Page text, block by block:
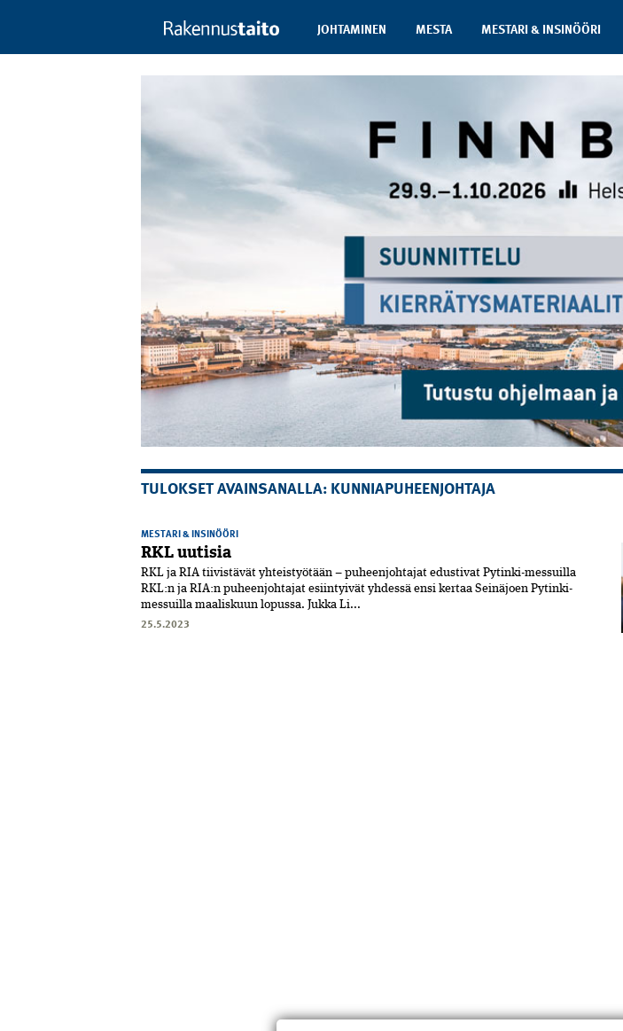
JOHTAMINEN MESTA MESTARI & INSINÖÖRI
TULOKSET AVAINSANALLA: KUNNIAPUHEENJOHTAJA
MESTARI & INSINÖÖRI
RKL uutisia
RKL ja RIA tiivistävät yhteistyötään – puheenjohtajat edustivat Pytinki-messuilla
RKL:n ja RIA:n puheenjohtajat esiintyivät yhdessä ensi kertaa Seinäjoen Pytinki-
messuilla maaliskuun lopussa. Jukka Li...
25.5.2023